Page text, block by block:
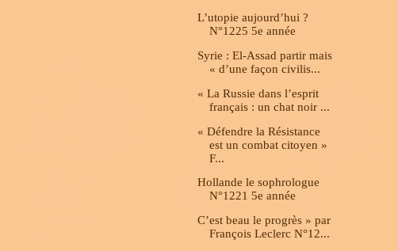
L’utopie aujourd’hui ?
N°1225 5e année
Syrie : El-Assad partir mais
« d’une façon civilis...
« La Russie dans l’esprit
français : un chat noir ...
« Défendre la Résistance
est un combat citoyen »
F...
Hollande le sophrologue
N°1221 5e année
C’est beau le progrès » par
François Leclerc N°12...